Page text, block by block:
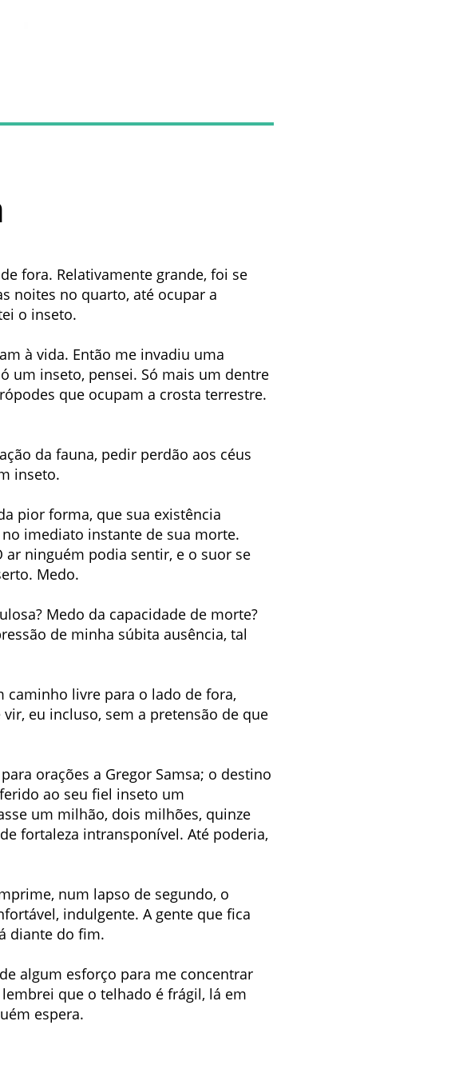
fora. Relativamente grande, foi se
noites no quarto, até ocupar a
o inseto.
à vida. Então me invadiu uma
um inseto, pensei. Só mais um dentre
que ocupam a crosta terrestre.
da fauna, pedir perdão aos céus
inseto.
pior forma, que sua existência
imediato instante de sua morte.
ar ninguém podia sentir, e o suor se
Medo.
Medo da capacidade de morte?
de minha súbita ausência, tal
caminho livre para o lado de fora,
eu incluso, sem a pretensão de que
orações a Gregor Samsa; o destino
ao seu fiel inseto um
um milhão, dois milhões, quinze
fortaleza intransponível. Até poderia,
num lapso de segundo, o
indulgente. A gente que fica
diante do fim.
algum esforço para me concentrar
que o telhado é frágil, lá em
espera.